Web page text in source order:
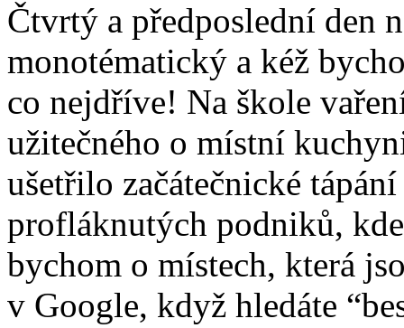
Čtvrtý a předposlední den
monotématický a kéž
co nejdříve! Na škole
užitečného o místní
ušetřilo začátečnické
profláknutých podniků,
bychom o místech, která
v Google, když hledáte